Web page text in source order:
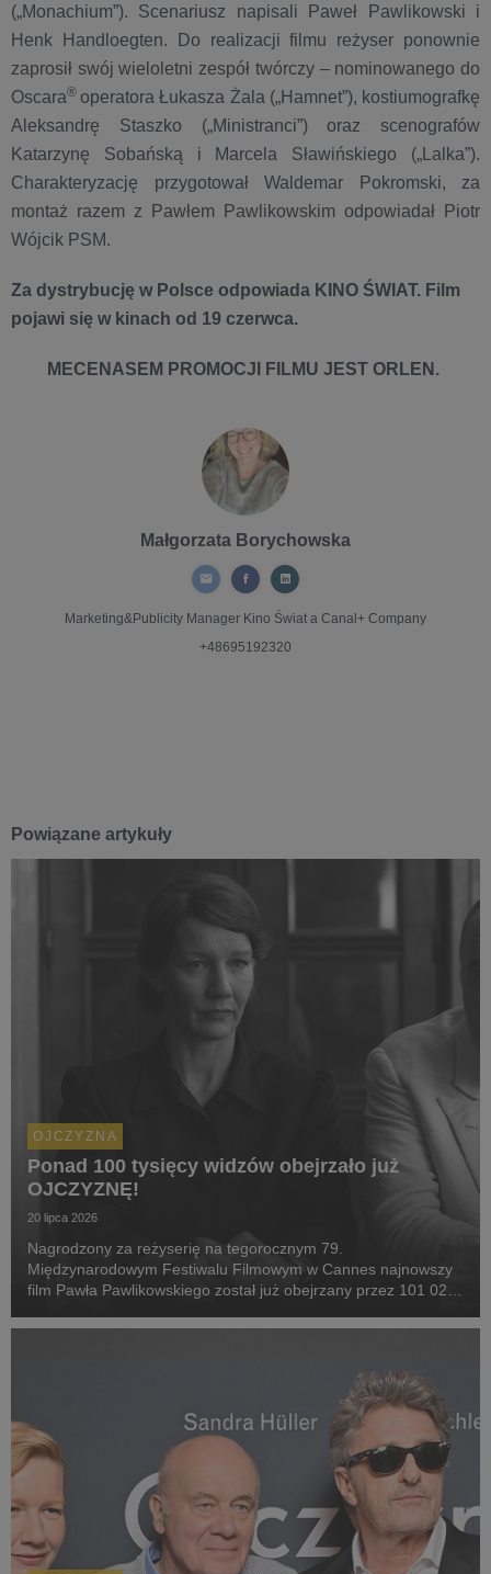
(„Monachium”). Scenariusz napisali Paweł Pawlikowski i
Henk Handloegten. Do realizacji filmu reżyser ponownie
zaprosił swój wieloletni zespół twórczy – nominowanego do
Oscara® operatora Łukasza Żala („Hamnet”), kostiumografkę
Aleksandrę Staszko („Ministranci”) oraz scenografów
Katarzynę Sobańską i Marcela Sławińskiego („Lalka”).
Charakteryzację przygotował Waldemar Pokromski, za
montaż razem z Pawłem Pawlikowskim odpowiadał Piotr
Wójcik PSM.
Za dystrybucję w Polsce odpowiada KINO ŚWIAT. Film
pojawi się w kinach od 19 czerwca.
MECENASEM PROMOCJI FILMU JEST ORLEN.
Małgorzata Borychowska
Marketing&Publicity Manager Kino Świat a Canal+ Company
+48695192320
Powiązane artykuły
OJCZYZNA
Ponad 100 tysięcy widzów obejrzało już
OJCZYZNĘ!
20 lipca 2026
Nagrodzony za reżyserię na tegorocznym 79.
Międzynarodowym Festiwalu Filmowym w Cannes najnowszy
film Pawła Pawlikowskiego został już obejrzany przez 101 023